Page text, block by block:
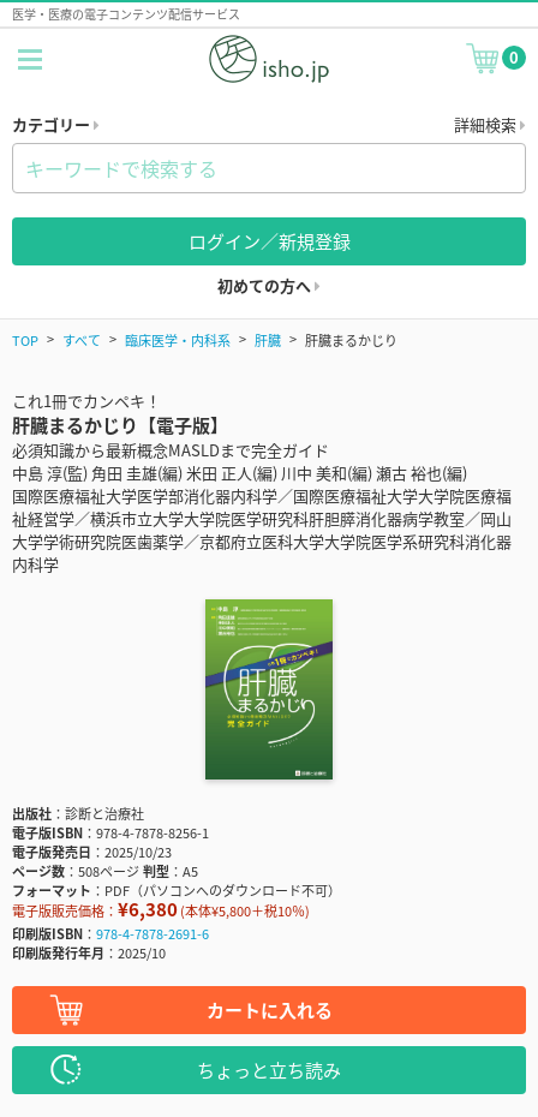
医学・医療の電子コンテンツ配信サービス
0
カテゴリー 詳細検索
ログイン／新規登録
初めての方へ
TOP すべて 臨床医学・内科系 肝臓 肝臓まるかじり
これ1冊でカンペキ！
肝臓まるかじり【電子版】
必須知識から最新概念MASLDまで完全ガイド
中島 淳(監) 角田 圭雄(編) 米田 正人(編) 川中 美和(編) 瀬古 裕也(編)
国際医療福祉大学医学部消化器内科学／国際医療福祉大学大学院医療福
祉経営学／横浜市立大学大学院医学研究科肝胆膵消化器病学教室／岡山
大学学術研究院医歯薬学／京都府立医科大学大学院医学系研究科消化器
内科学
出版社
診断と治療社
電子版ISBN
978-4-7878-8256-1
電子版発売日
2025/10/23
ページ数
508ページ判型
A5
フォーマット
PDF（パソコンへのダウンロード不可）
電子版販売価格： ¥6,380(本体¥5,800＋税10％)
印刷版ISBN
978-4-7878-2691-6
印刷版発行年月
2025/10
カートに入れる
ちょっと立ち読み